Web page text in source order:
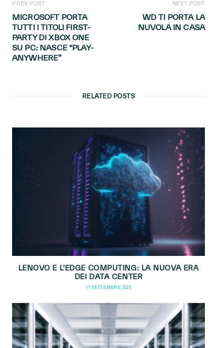
PREV POST
MICROSOFT PORTA
TUTTI I TITOLI FIRST-
PARTY DI XBOX ONE
SU PC: NASCE “PLAY-
ANYWHERE”
NEXT POST
WD TI PORTA LA
NUVOLA IN CASA
RELATED POSTS
LENOVO E L’EDGE COMPUTING: LA NUOVA ERA
DEI DATA CENTER
11 SETTEMBRE 2023